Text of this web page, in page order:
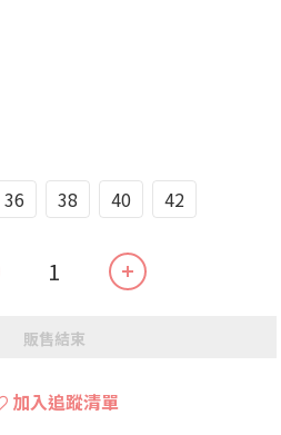
36 38 40 42
販售結束
加入追蹤清單